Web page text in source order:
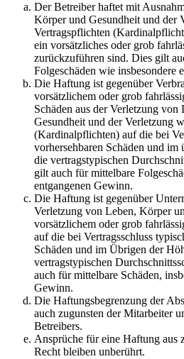
Der Betreiber haftet mit
Körper und Gesundheit und der
Vertragspflichten
ein vorsätzliches oder grob
zurückzuführen sind. Dies gilt
Folgeschäden wie insbesondere
Die Haftung ist gegenüber
vorsätzlichem oder grob
Schäden aus der Verletzung
Gesundheit und der Verletzung
(Kardinalpflichten) auf die bei
vorhersehbaren Schäden und
die vertragstypischen
gilt auch für mittelbare
entgangenen Gewinn.
Die Haftung ist gegenüber
Verletzung von Leben, Körper
vorsätzlichem oder grob
auf die bei Vertragsschluss
Schäden und im Übrigen der
vertragstypischen
auch für mittelbare Schäden,
Gewinn.
Die Haftungsbegrenzung der
auch zugunsten der Mitarbeiter
Betreibers.
Ansprüche für eine Haftung aus
Recht bleiben unberührt.